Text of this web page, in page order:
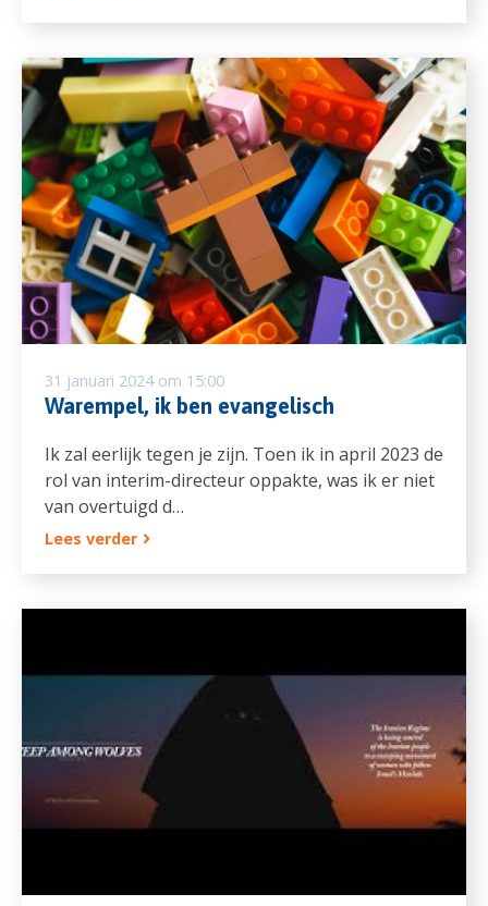
31 januari 2024 om 15:00
Warempel, ik ben evangelisch
Ik zal eerlijk tegen je zijn. Toen ik in april 2023 de
rol van interim-directeur oppakte, was ik er niet
van overtuigd d…
Lees verder